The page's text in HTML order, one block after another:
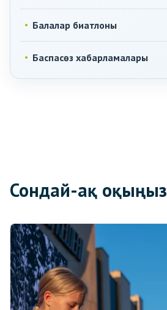
Балалар биатлоны
Баспасөз хабарламалары
Сондай-ақ оқыңыз